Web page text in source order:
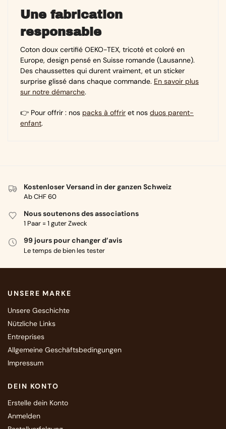
Une fabrication
responsable
Coton doux certifié OEKO-TEX, tricoté et coloré en
Europe, design pensé en Suisse romande (Lausanne).
Des chaussettes qui durent vraiment, et un sticker
surprise glissé dans chaque commande. En savoir plus
sur notre démarche.
👉 Pour offrir : nos packs à offrir et nos duos parent-
enfant.
Kostenloser Versand in der ganzen Schweiz
Ab CHF 60
Nous soutenons des associations
1 Paar = 1 guter Zweck
99 jours pour changer d’avis
Le temps de bien les tester
UNSERE MARKE
Unsere Geschichte
Nützliche Links
Entreprises
Allgemeine Geschäftsbedingungen
Impressum
DEIN KONTO
Erstelle dein Konto
Anmelden